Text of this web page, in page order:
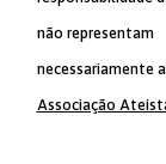
não representam
necessariamente
Associação